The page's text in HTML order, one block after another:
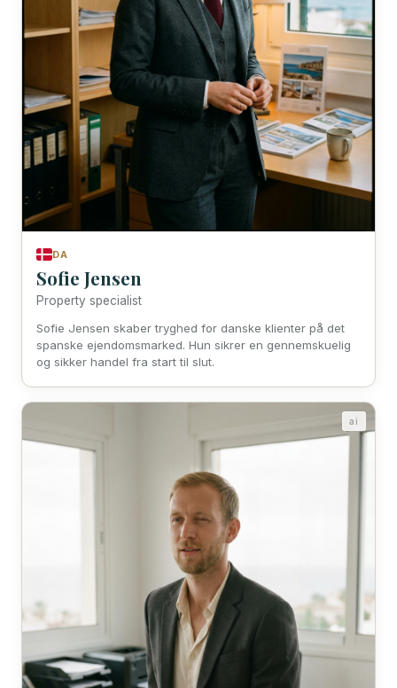
DA
Sofie Jensen
Property specialist
Sofie Jensen skaber tryghed for danske klienter på det
spanske ejendomsmarked. Hun sikrer en gennemskuelig
og sikker handel fra start til slut.
ai